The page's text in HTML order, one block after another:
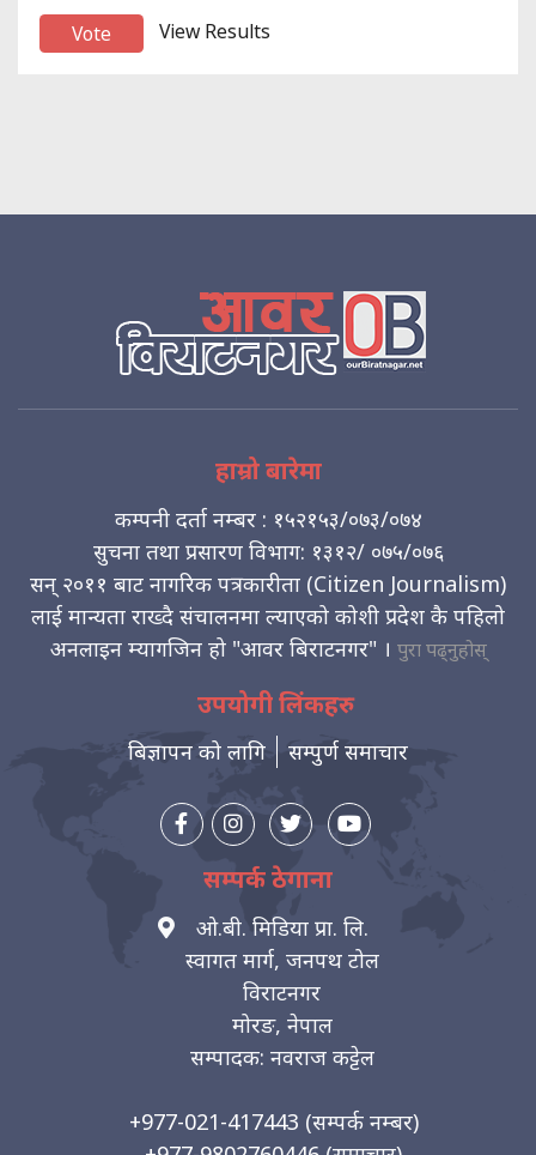
View Results
हाम्रो बारेमा
कम्पनी दर्ता नम्बर : १५२१५३/०७३/०७४
सुचना तथा प्रसारण विभाग: १३१२/ ०७५/०७६
सन् २०११ बाट नागरिक पत्रकारीता (Citizen Journalism)
लाई मान्यता राख्दै संचालनमा ल्याएको कोशी प्रदेश कै पहिलो
अनलाइन म्यागजिन हो "आवर बिराटनगर" । पुरा पढ्नुहोस्
उपयोगी लिंकहरु
बिज्ञापन को लागि सम्पुर्ण समाचार
सम्पर्क ठेगाना
ओ.बी. मिडिया प्रा. लि.
स्वागत मार्ग, जनपथ टोल
विराटनगर
मोरङ, नेपाल
सम्पादक: नवराज कट्टेल
+977-021-417443 (सम्पर्क नम्बर)